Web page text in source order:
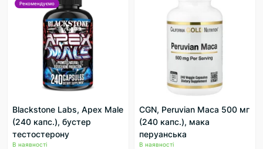
Рекомендуємо
Blackstone Labs, Apex Male
(240 капс.), бустер
тестостерону
В наявності
CGN, Peruvian Maca 500 мг
(240 капс.), мака
перуанська
В наявності